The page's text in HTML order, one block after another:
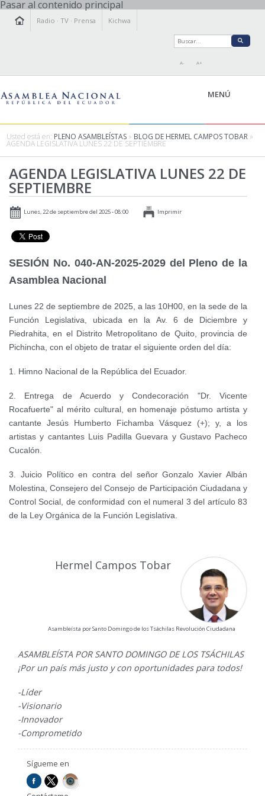
Pasar al contenido principal
Radio ·TV · Prensa Kichwa
A- A+
MENÚ
LEGISLAMOS
FISCALIZAMOS
TRANSPARENCIA
PRENSA
PARTICIPACIÓN
AGENDA
Usted está en: PLENO ASAMBLEÍSTAS » BLOG DE HERMEL CAMPOS TOBAR »
AGENDA LEGISLATIVA LUNES 22 DE SEPTIEMBRE
AGENDA LEGISLATIVA LUNES 22 DE
SEPTIEMBRE
Lunes, 22 de septiembre del 2025 - 08:00 Imprimir
SESIÓN No. 040-AN-2025-2029 del Pleno de la
Asamblea Nacional
Lunes 22 de septiembre de 2025, a las 10H00, en la sede de la
Función Legislativa, ubicada en la Av. 6 de Diciembre y
Piedrahita, en el Distrito Metropolitano de Quito, provincia de
Pichincha, con el objeto de tratar el siguiente orden del día:
1. Himno Nacional de la República del Ecuador.
2. Entrega de Acuerdo y Condecoración "Dr. Vicente
Rocafuerte" al mérito cultural, en homenaje póstumo artista y
cantante Jesús Humberto Fichamba Vásquez (+); y, a los
artistas y cantantes Luis Padilla Guevara y Gustavo Pacheco
Cucalón.
3. Juicio Político en contra del señor Gonzalo Xavier Albán
Molestina, Consejero del Consejo de Participación Ciudadana y
Control Social, de conformidad con el numeral 3 del artículo 83
de la Ley Orgánica de la Función Legislativa.
Hermel Campos Tobar
Asambleísta por Santo Domingo de los Tsáchilas Revolución Ciudadana
ASAMBLEÍSTA POR SANTO DOMINGO DE LOS TSÁCHILAS
¡Por un país más justo y con oportunidades para todos!
-Líder
-Visionario
-Innovador
-Comprometido
Sígueme en